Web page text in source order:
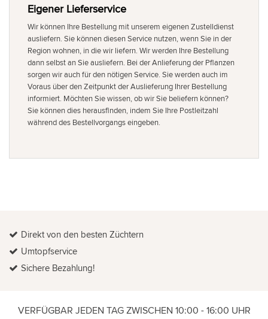
Eigener Lieferservice
Wir können Ihre Bestellung mit unserem eigenen Zustelldienst
ausliefern. Sie können diesen Service nutzen, wenn Sie in der
Region wohnen, in die wir liefern. Wir werden Ihre Bestellung
dann selbst an Sie ausliefern. Bei der Anlieferung der Pflanzen
sorgen wir auch für den nötigen Service. Sie werden auch im
Voraus über den Zeitpunkt der Auslieferung Ihrer Bestellung
informiert. Möchten Sie wissen, ob wir Sie beliefern können?
Sie können dies herausfinden, indem Sie Ihre Postleitzahl
während des Bestellvorgangs eingeben.
Direkt von den besten Züchtern
Umtopfservice
Sichere Bezahlung!
VERFÜGBAR JEDEN TAG ZWISCHEN 10:00 - 16:00 UHR